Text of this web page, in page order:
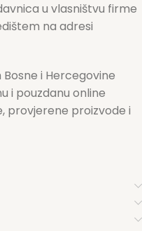
u vlasništvu firme
na adresi
i Hercegovine
i pouzdanu online
provjerene proizvode i